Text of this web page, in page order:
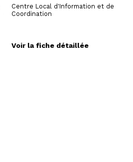
Centre Local d'Information et de
Coordination
Voir la fiche détaillée